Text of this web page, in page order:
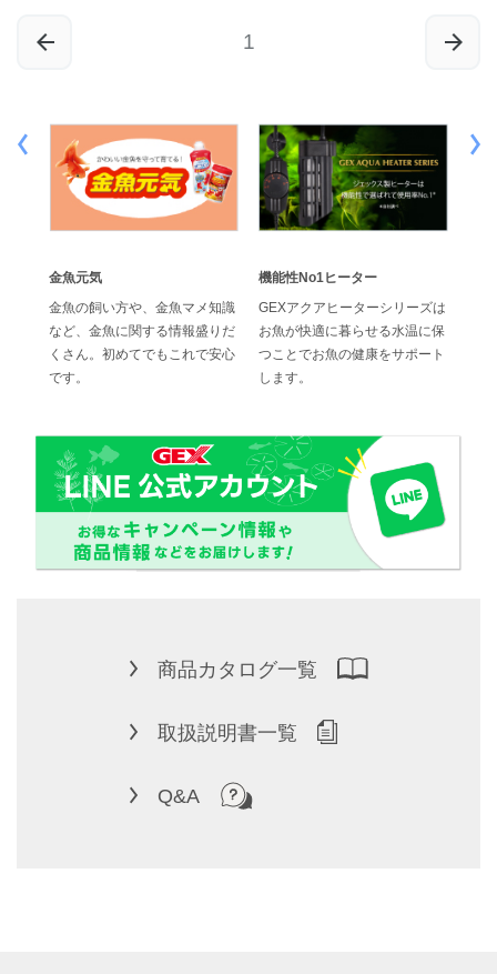
1
金魚元気
金魚の飼い方や、金魚マメ知識
など、金魚に関する情報盛りだ
くさん。初めてでもこれで安心
です。
機能性No1ヒーター
GEXアクアヒーターシリーズは
お魚が快適に暮らせる水温に保
つことでお魚の健康をサポート
します。
商品カタログ一覧
取扱説明書一覧
Q&A